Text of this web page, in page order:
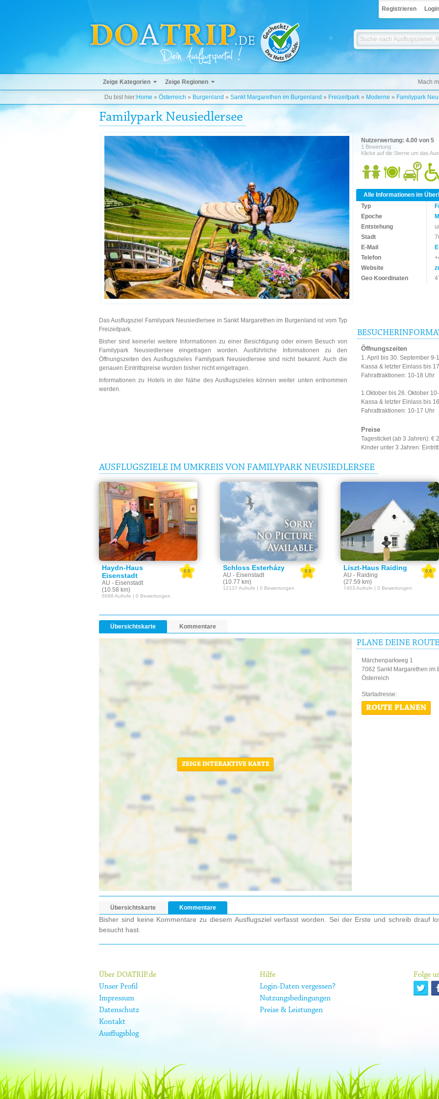
Registrieren Login
Zeige Kategorien Zeige Regionen Mach
Du bist hier:Home » Österreich » Burgenland » Sankt Margarethen im Burgenland » Freizeitpark » Moderne » Familypark
Familypark Neusiedlersee
Nutzerwertung: 4.00 von 5
1 Bewertung
Klicke auf die Sterne um das
Alle Informationen im
Typ
Epoche
Entstehung
Stadt
E-Mail
Telefon
Website
Geo Koordinaten
Das Ausflugsziel Familypark Neusiedlersee in Sankt Margarethen im Burgenland ist vom Typ
Freizeitpark.
Bisher sind keinerlei weitere Informationen zu einer Besichtigung oder einem Besuch von
Familypark Neusiedlersee eingetragen worden. Ausführliche Informationen zu den
Öffnungszeiten des Ausflugszieles Familypark Neusiedlersee sind nicht bekannt. Auch die
genauen Eintrittspreise wurden bisher nicht eingetragen.
Informationen zu Hotels in der Nähe des Ausflugszieles können weiter unten entnommen
werden.
Öffnungszeiten
1. April bis 30. September 9-
Kassa & letzter Einlass bis
Fahrattraktionen: 10-18 Uhr
1.Oktober bis 26. Oktober
Kassa & letzter Einlass bis
Fahrattraktionen: 10-17 Uhr
Preise
Tagesticket (ab 3 Jahren): €
Kinder unter 3 Jahren:
AUSFLUGSZIELE IM UMKREIS VON FAMILYPARK NEUSIEDLERSEE
Haydn-Haus
Eisenstadt
AU - Eisenstadt
(10.58 km)
0.0
6688 Aufrufe | 0 Bewertungen
Schloss Esterházy
AU - Eisenstadt
(10.77 km)
0.0
12137 Aufrufe | 0 Bewertungen
Liszt-Haus Raiding
AU - Raiding
(27.59 km)
0.0
7403 Aufrufe | 0 Bewertungen
Übersichtskarte Kommentare
ZEIGE INTERAKTIVE KARTE
PLANE DEINE ROUTE
Märchenparkweg 1
7062 Sankt Margarethen im
Österreich
ROUTE PLANEN
Übersichtskarte Kommentare
Bisher sind keine Kommentare zu diesem Ausflugsziel verfasst worden. Sei der Erste und schreib drauf
besucht hast.
Über DOATRIP.de
Unser Profil
Impressum
Datenschutz
Kontakt
Ausflugsblog
Hilfe
Login-Daten vergessen?
Nutzungsbedingungen
Preise & Leistungen
Folge